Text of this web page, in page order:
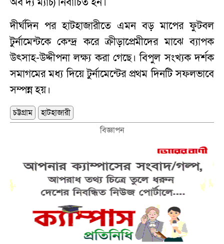
দীর্ঘদিন পর হাটহাজারীতে এমন বড় মাপের ফুটবল
টুর্নামেন্টকে কেন্দ্র করে ক্রীড়াপ্রেমীদের মাঝে ব্যাপক
উৎসাহ-উদ্দীপনা লক্ষ্য করা গেছে। বিপুল সংখ্যক দর্শক
সমাগমের মধ্য দিয়ে টুর্নামেন্টের প্রথম দিনটি সফলভাবে
সম্পন্ন হয়।
চট্টগ্রাম
হাটহাজারী
বিজ্ঞাপন